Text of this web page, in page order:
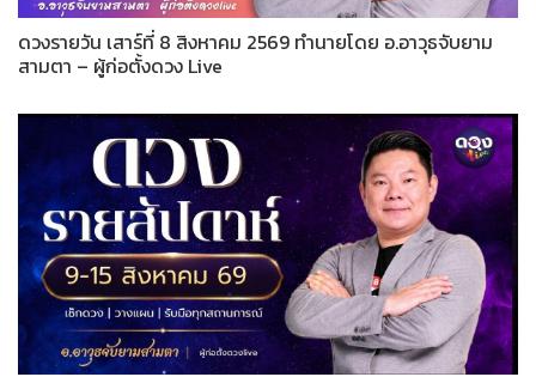
ดวงรายวัน เสาร์ที่ 8 สิงหาคม 2569 ทำนายโดย อ.อาวุธจับยาม
สามตา – ผู้ก่อตั้งดวง Live